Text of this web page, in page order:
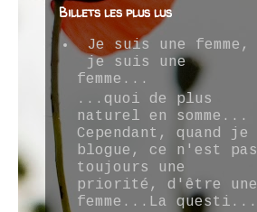
Billets les plus lus
Je suis une femme,
je suis une
femme...
...quoi de plus
naturel en somme...
Cependant, quand je
blogue, ce n'est pas
toujours une
priorité, d'être une
femme...La questi...